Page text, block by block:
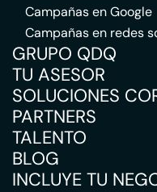
Campañas en Google
Campañas en redes
GRUPO QDQ
TU ASESOR
SOLUCIONES
PARTNERS
TALENTO
BLOG
INCLUYE TU